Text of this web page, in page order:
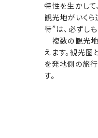
特性を生かして
観光地がいくら
待”は、必ずし
複数の観光地
えます。観光
を発地側の旅
す。